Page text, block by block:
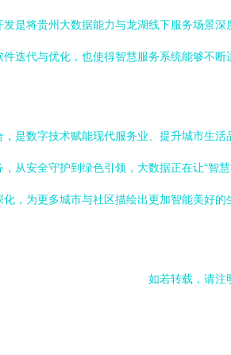
发是将贵州大数据能力与龙湖线下服务场景
迭代与优化，也使得智慧服务系统能够不断
是数字技术赋能现代服务业、提升城市生
从安全守护到绿色引领，大数据正在让“
，为更多城市与社区描绘出更加智能美好的
如若转载，请注